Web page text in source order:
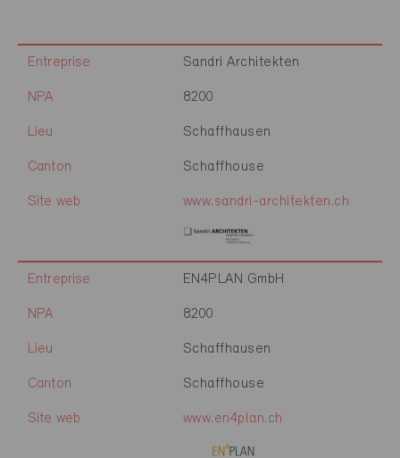
Entreprise Sandri Architekten
NPA 8200
Lieu Schaffhausen
Canton Schaffhouse
Site web www.sandri-architekten.ch
Entreprise EN4PLAN GmbH
NPA 8200
Lieu Schaffhausen
Canton Schaffhouse
Site web www.en4plan.ch